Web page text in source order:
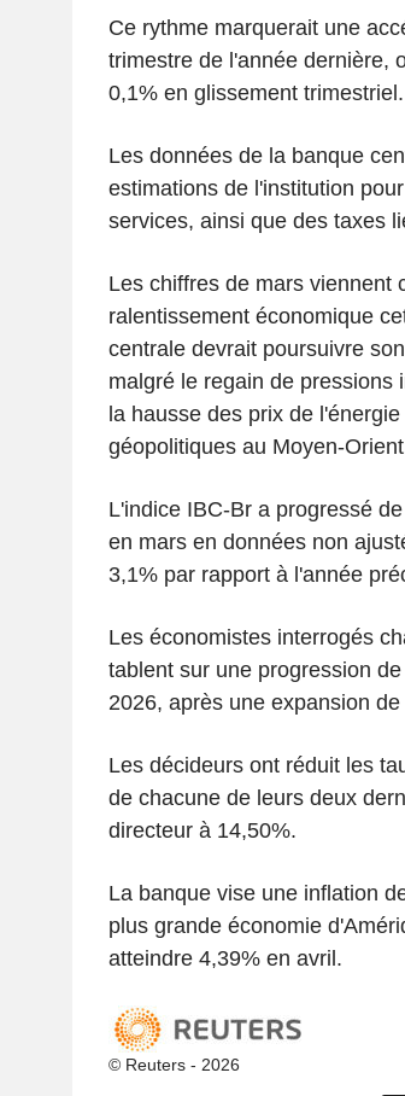
Ce rythme marquerait une
trimestre de l'année dernière,
0,1% en glissement trimestriel.
Les données de la banque
estimations de l'institution
services, ainsi que des taxes
Les chiffres de mars viennent
ralentissement économique
centrale devrait poursuivre
malgré le regain de pressions
la hausse des prix de
géopolitiques au Moyen-
L'indice IBC-Br a progressé
en mars en données non
3,1% par rapport à l'année
Les économistes interrogés
tablent sur une progression
2026, après une expansion
Les décideurs ont réduit les
de chacune de leurs deux
directeur à 14,50%.
La banque vise une inflation
plus grande économie
atteindre 4,39% en avril.
© Reuters - 2026